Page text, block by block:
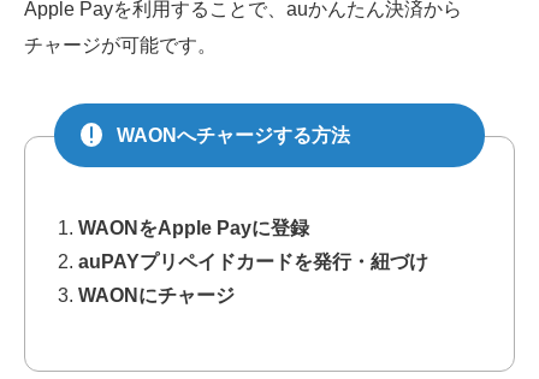
Apple Payを利用することで、auかんたん決済から
チャージが可能です。
WAONへチャージする方法
WAONをApple Payに登録
auPAYプリペイドカードを発行・紐づけ
WAONにチャージ